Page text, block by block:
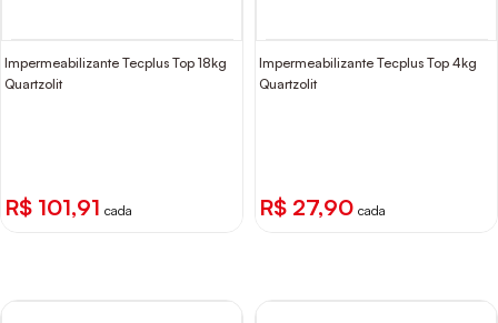
Impermeabilizante Tecplus Top 18kg
Quartzolit
R$ 101,91 cada
Impermeabilizante Tecplus Top 4kg
Quartzolit
R$ 27,90 cada